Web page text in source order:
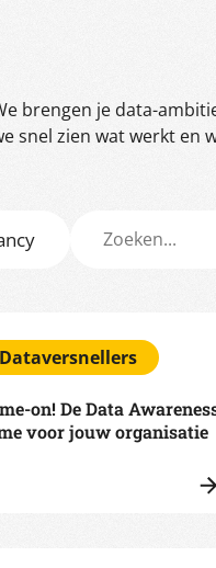
brengen je data-
snel zien wat werkt en
Dataversnellers
on! De Data
voor jouw organisatie